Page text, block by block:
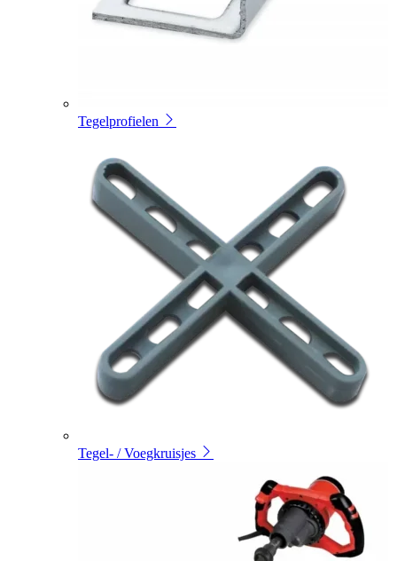
Tegelprofielen
Tegel- / Voegkruisjes